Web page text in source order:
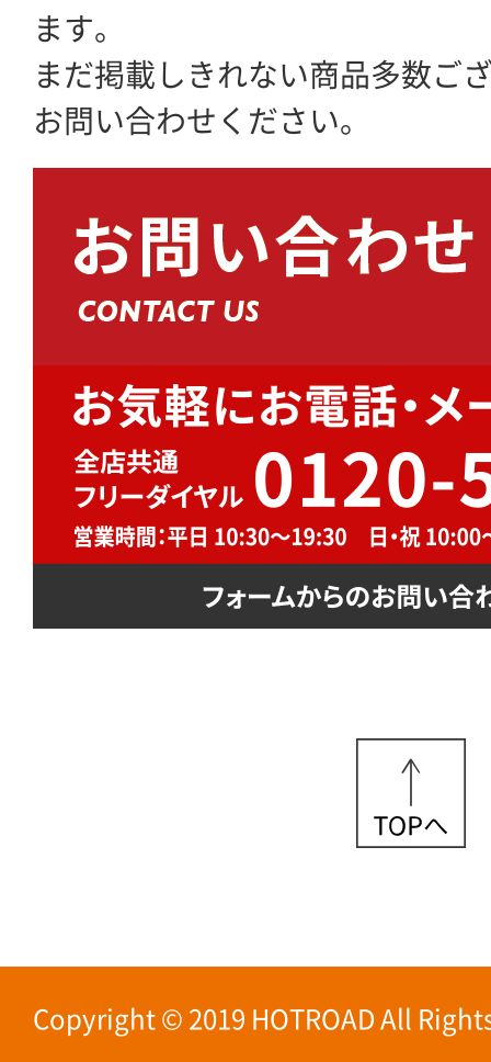
ます。
まだ掲載しきれない商品多数ご
お問い合わせください。
Copyright © 2019 HOTROAD All